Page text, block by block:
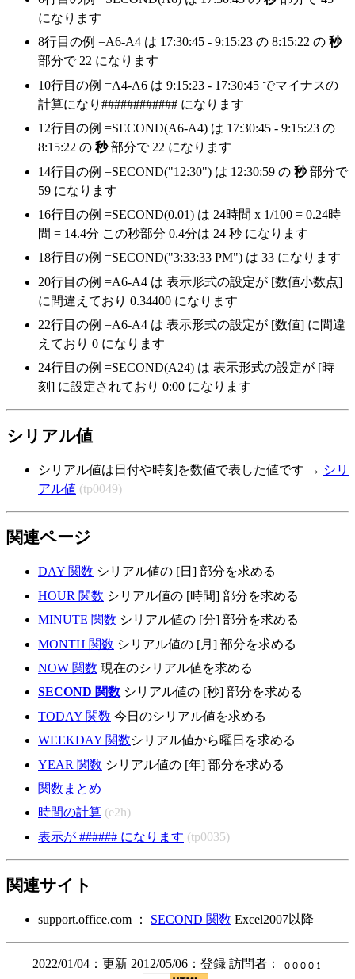
になります
8行目の例 =A6-A4 は 17:30:45 - 9:15:23 の 8:15:22 の 秒
部分で 22 になります
10行目の例 =A4-A6 は 9:15:23 - 17:30:45 でマイナスの
計算になり ############ になります
12行目の例 =SECOND(A6-A4) は 17:30:45 - 9:15:23 の
8:15:22 の 秒部分で 22 になります
14行目の例 =SECOND("12:30") は 12:30:59 の 秒部分で
59 になります
16行目の例 =SECOND(0.01) は 24時間 x 1/100 = 0.24時
間 = 14.4分 この秒部分 0.4分は 24 秒 になります
18行目の例 =SECOND("3:33:33 PM") は 33 になります
20行目の例 =A6-A4 は 表示形式の設定が [数値小数点]
に間違えており 0.34400 になります
22行目の例 =A6-A4 は 表示形式の設定が [数値] に間違
えており 0 になります
24行目の例 =SECOND(A24) は 表示形式の設定が [時
刻] に設定されており 0:00 になります
シリアル値
シリアル値は日付や時刻を数値で表した値です → シリ
アル値 (tp0049)
関連ページ
DAY 関数 シリアル値の [日] 部分を求める
HOUR 関数 シリアル値の [時間] 部分を求める
MINUTE 関数 シリアル値の [分] 部分を求める
MONTH 関数 シリアル値の [月] 部分を求める
NOW 関数 現在のシリアル値を求める
SECOND 関数 シリアル値の [秒] 部分を求める
TODAY 関数 今日のシリアル値を求める
WEEKDAY 関数シリアル値から曜日を求める
YEAR 関数 シリアル値の [年] 部分を求める
関数まとめ
時間の計算 (e2h)
表示が ###### になります (tp0035)
関連サイト
support.office.com ： SECOND 関数 Excel2007以降
2022/01/04：更新 2012/05/06：登録 訪問者：